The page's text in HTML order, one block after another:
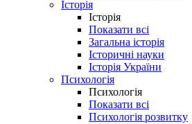
Історія
Історія
Показати всі
Загальна історія
Історичні науки
Історія України
Психологія
Психологія
Показати всі
Психологія розвитку